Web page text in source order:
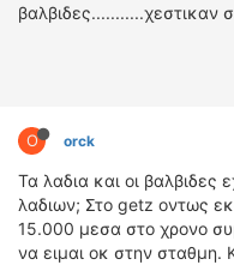
βαλβιδες...........χεστικαν
O orck
Τα λαδια και οι βαλβιδες
λαδιων; Στο getz οντως
15.000 μεσα στο χρονο
να ειμαι οκ στην σταθμη.